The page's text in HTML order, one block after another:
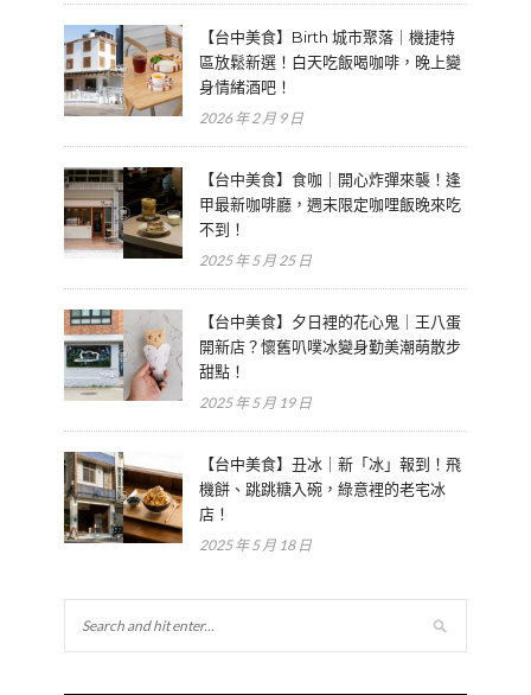
【台中美食】Birth 城市聚落｜機捷特
區放鬆新選！白天吃飯喝咖啡，晚上變
身情緒酒吧！
2026 年 2 月 9 日
【台中美食】食咖｜開心炸彈來襲！逢
甲最新咖啡廳，週末限定咖哩飯晚來吃
不到！
2025 年 5 月 25 日
【台中美食】夕日裡的花心鬼｜王八蛋
開新店？懷舊叭噗冰變身勤美潮萌散步
甜點！
2025 年 5 月 19 日
【台中美食】丑冰｜新「冰」報到！飛
機餅、跳跳糖入碗，綠意裡的老宅冰
店！
2025 年 5 月 18 日